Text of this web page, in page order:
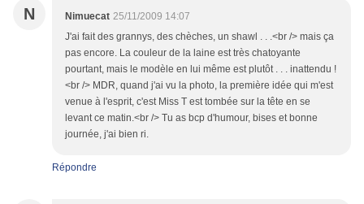
N Nimuecat 25/11/2009 14:07
J'ai fait des grannys, des chèches, un shawl . . .<br /> mais ça
pas encore. La couleur de la laine est très chatoyante
pourtant, mais le modèle en lui même est plutôt . . . inattendu !
<br /> MDR, quand j'ai vu la photo, la première idée qui m'est
venue à l'esprit, c'est Miss T est tombée sur la tête en se
levant ce matin.<br /> Tu as bcp d'humour, bises et bonne
journée, j'ai bien ri.
Répondre